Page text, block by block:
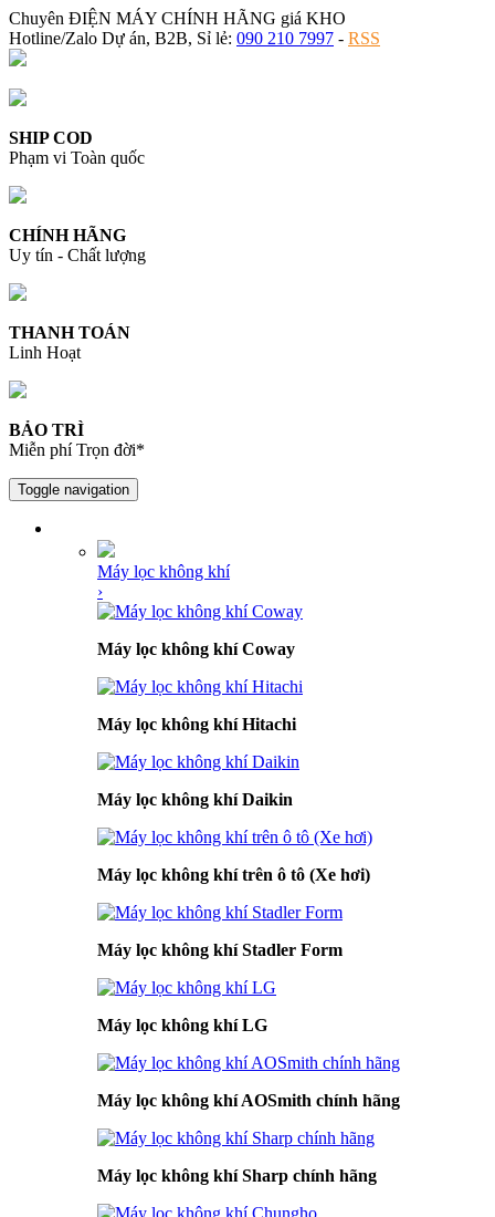
Chuyên ĐIỆN MÁY CHÍNH HÃNG giá KHO
Hotline/Zalo Dự án, B2B, Sỉ lẻ: 090 210 7997 - RSS
SHIP COD
Phạm vi Toàn quốc
CHÍNH HÃNG
Uy tín - Chất lượng
THANH TOÁN
Linh Hoạt
BẢO TRÌ
Miễn phí Trọn đời*
Toggle navigation
Máy lọc không khí
›
Máy lọc không khí Coway
Máy lọc không khí Hitachi
Máy lọc không khí Daikin
Máy lọc không khí trên ô tô (Xe hơi)
Máy lọc không khí Stadler Form
Máy lọc không khí LG
Máy lọc không khí AOSmith chính hãng
Máy lọc không khí Sharp chính hãng